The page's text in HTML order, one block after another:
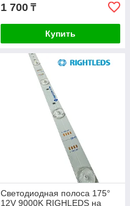
1 700 ₸
Купить
Светодиодная полоса 175°
12V 9000K RIGHLEDS на